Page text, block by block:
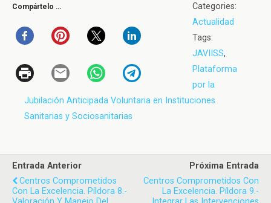
Compártelo …
Categories:
Actualidad
Tags:
JAVIISS,
Plataforma
por la
Jubilación Anticipada Voluntaria en Instituciones
Sanitarias y Sociosanitarias
Entrada Anterior
Centros Comprometidos
Con La Excelencia. Píldora 8.-
Próxima Entrada
Centros Comprometidos Con
La Excelencia. Píldora 9.-